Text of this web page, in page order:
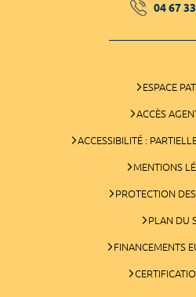
04 67
ESPACE
ACCÈS
ACCESSIBILITÉ :
MENTIONS
PROTECTION
PLAN DU
FINANCEMENTS